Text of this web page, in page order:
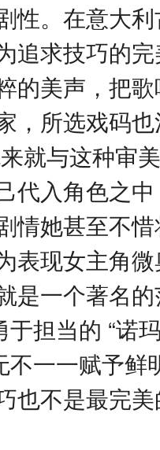
性。在意大
追求技巧的
的美声，把
，所选戏码
就与这种审
代入角色之
情她甚至不
表现女主角
是一个著名
于担当的 “诺
不一一赋予
也不是最完